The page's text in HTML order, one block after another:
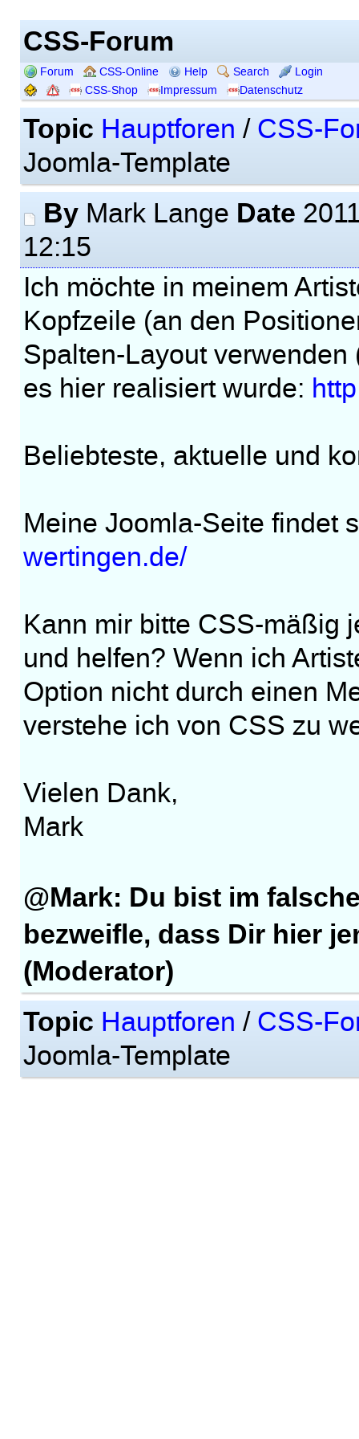
CSS-Forum
Forum CSS-Online Help Search
Login
CSS-Shop
Impressum Datenschutz
Topic Hauptforen / CSS-
Joomla-Template
ByMark Lange Date
12:15
Ich möchte in meinem
Kopfzeile (an den
Spalten-Layout
es hier realisiert wurde:
Beliebteste, aktuelle und
Meine Joomla-Seite findet
wertingen.de/
Kann mir bitte CSS-mäßig
und helfen? Wenn ich
Option nicht durch einen
verstehe ich von CSS zu
Vielen Dank,
Mark
@Mark: Du bist im
bezweifle, dass Dir hier
(Moderator)
Topic Hauptforen / CSS-
Joomla-Template